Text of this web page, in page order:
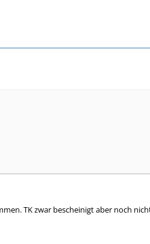
TK zwar bescheinigt aber noch